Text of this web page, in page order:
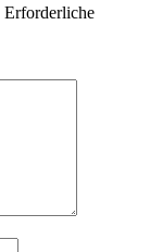
Erforderliche